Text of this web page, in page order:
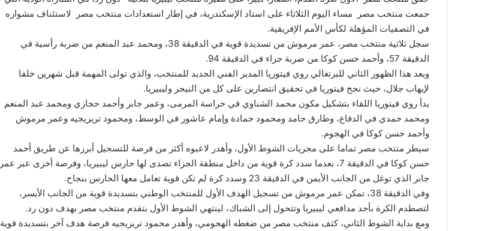
جمعت منتخب مصر مساء اليوم الثلاثاء على استاد الإسكندرية، في إطار استعدادات منتخب مصر لاستئناف مشواره
في التصفيات المؤهلة لكأس الأمم الإفريقية.
سجل ثلاثية منتخب مصر، عمر مرموش من تسديدة قوية في الدقيقة 38، ومحمد عبد المنعم من ضربة رأسية في
الدقيقة 57، وأحمد حسن كوكا من ضربة جزاء في الدقيقة 94.
ويعد هذا الظهور الثاني للبرتغالي روي فيتوريا المدير الفني الجديد للمنتخب، والذي تولى المهمة قبل شهرين خلفا
لإيهاب جلال، حيث نجح فيتوريا في تحقيق انتصارين على كل من النيجر وليبيريا.
بدأ روي فيتوريا اللقاء بتشكيل مكون محمد الشناوي في حراسة المرمى، وعمر جابر وأحمد حجازي ومحمد عبد المنعم
ومحمد حمدي في الدفاع، وطارق حامد ومحمود حمادة وإمام عاشور في الوسط، ومحمود تريزيجيه وعمر مرموش
وأحمد حسن كوكا في الهجوم.
سيطر منتخب مصر تماما على مجريات الشوط الأول، وأهدر لاعبوه أكثر من فرصة للتسجيل أبرزها عن طريق أحمد
حسن كوكا في الدقيقة 7، بعدما سدد كرة قوية من داخل منطقة الجزاء تصدى لها حارس ليبيريا، وفرصة أخرى عبر عمر
جابر الذي توغل من الجانب الأيمن في الدقيقة 23 وسدد كرة لم تكن قوية تعامل معها الحارس بنجاح.
وفي الدقيقة 38، تمكن عمر مرموش من تسجيل الهدف الأول للمنتخب الوطني بتسديدة قوية من الجانب الأيسر،
لتصطدم الكرة بأحد مدافعي ليبيريا وتتحول إلى الشباك، لينتهي الشوط الأول بتقدم منتخب مصر بهدف دون رد.
ومع بداية الشوط الثاني، كثف منتخب مصر من ضغطه الهجومي، وأهدر محمود تريزيجيه فرصة هدف آخر بتسديدة قوية